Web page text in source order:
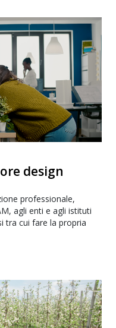
design
professionale,
agli enti e agli istituti
tra cui fare la propria